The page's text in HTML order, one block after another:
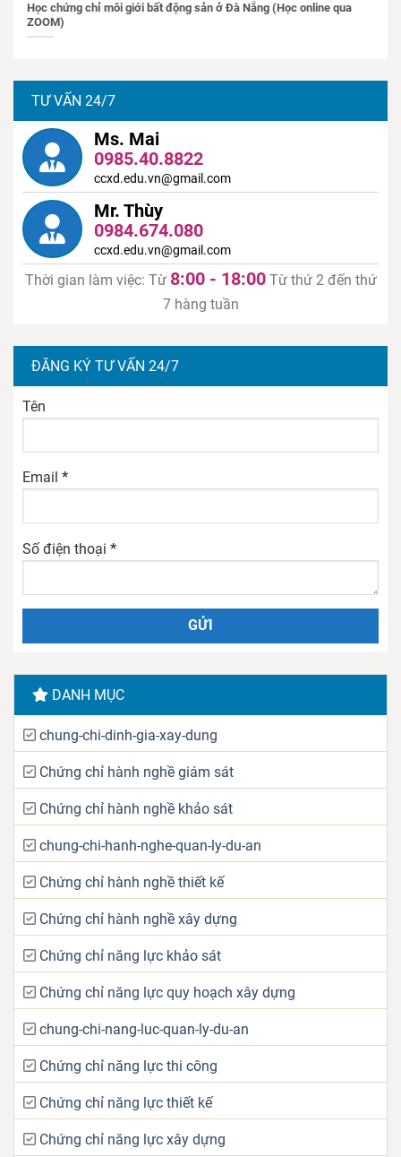
Học chứng chỉ môi giới bất động sản ở Đà Nẵng (Học online qua
ZOOM)
TƯ VẤN 24/7
Ms. Mai
0985.40.8822
ccxd.edu.vn@gmail.com
Mr. Thùy
0984.674.080
ccxd.edu.vn@gmail.com
Thời gian làm việc: Từ 8:00 - 18:00Từ thứ 2 đến thứ
7 hàng tuần
ĐĂNG KÝ TƯ VẤN 24/7
Tên
Email *
Số điện thoại *
DANH MỤC
chung-chi-dinh-gia-xay-dung
Chứng chỉ hành nghề giám sát
Chứng chỉ hành nghề khảo sát
chung-chi-hanh-nghe-quan-ly-du-an
Chứng chỉ hành nghề thiết kế
Chứng chỉ hành nghề xây dựng
Chứng chỉ năng lực khảo sát
Chứng chỉ năng lực quy hoạch xây dựng
chung-chi-nang-luc-quan-ly-du-an
Chứng chỉ năng lực thi công
Chứng chỉ năng lực thiết kế
Chứng chỉ năng lực xây dựng